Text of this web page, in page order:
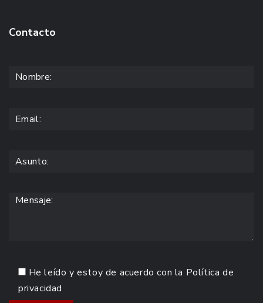
Contacto
He leído y estoy de acuerdo con la Política de
privacidad